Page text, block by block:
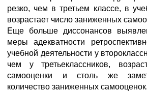
резко, чем в третьем классе, в
возрастает число заниженных
Еще больше диссонансов
меры адекватности
учебной деятельности у
чем у третьеклассников,
самооценки и столь же
количество заниженных самооценок.